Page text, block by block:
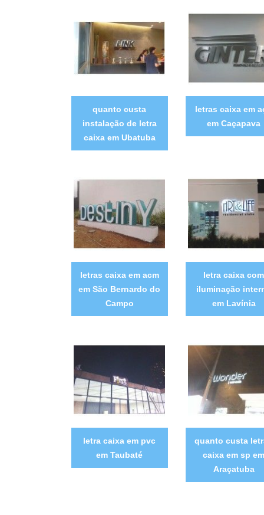
quanto custa
instalação de letra
caixa em Ubatuba
letras caixa em
em Caçapava
letras caixa em acm
em São Bernardo do
Campo
letra caixa com
iluminação
em Lavínia
letra caixa em pvc
em Taubaté
quanto custa
caixa em sp em
Araçatuba